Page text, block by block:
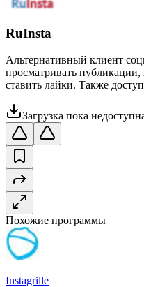
RuInsta
Альтернативный клиент
просматривать
ставить лайки. Также
Загрузка пока
Похожие программы
Instagrille